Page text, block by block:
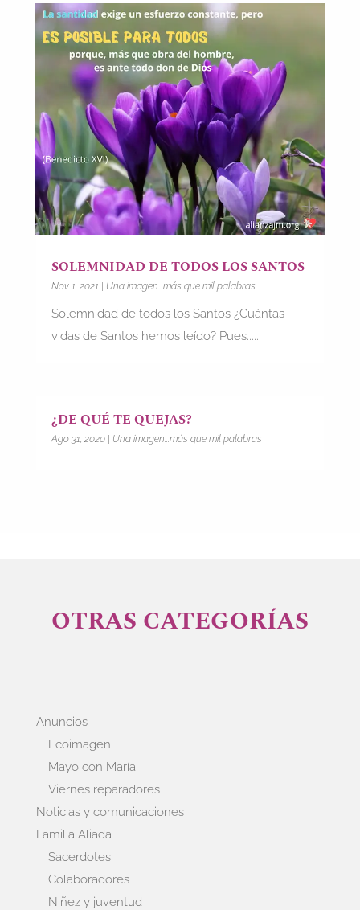
SOLEMNIDAD DE TODOS LOS SANTOS
Nov 1, 2021 Una imagen...más que mil palabras
Solemnidad de todos los Santos ¿Cuántas
vidas de Santos hemos leído? Pues......
¿DE QUÉ TE QUEJAS?
Ago 31, 2020| Una imagen...más que mil palabras
OTRAS CATEGORÍAS
Anuncios
Ecoimagen
Mayo con María
Viernes reparadores
Noticias y comunicaciones
Familia Aliada
Sacerdotes
Colaboradores
Niñez y juventud